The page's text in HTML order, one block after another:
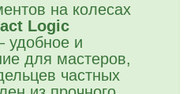
на колесах
Logic
удобное и
для мастеров,
частных